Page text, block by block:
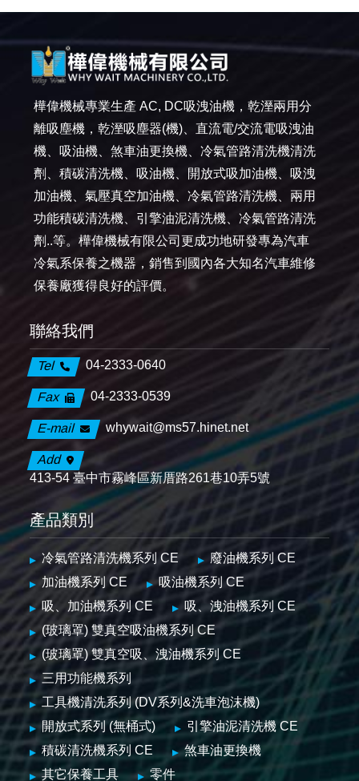
樺偉機械專業生產 AC, DC吸洩油機，乾溼兩用分
離吸塵機，乾溼吸塵器(機)、直流電/交流電吸洩油
機、吸油機、煞車油更換機、冷氣管路清洗機清洗
劑、積碳清洗機、吸油機、開放式吸加油機、吸洩
加油機、氣壓真空加油機、冷氣管路清洗機、兩用
功能積碳清洗機、引擎油泥清洗機、冷氣管路清洗
劑..等。樺偉機械有限公司更成功地研發專為汽車
冷氣系保養之機器，銷售到國內各大知名汽車維修
保養廠獲得良好的評價。
聯絡我們
Tel 04-2333-0640
Fax 04-2333-0539
E-mail whywait@ms57.hinet.net
Add
413-54 臺中市霧峰區新厝路261巷10弄5號
產品類別
冷氣管路清洗機系列 CE
廢油機系列 CE
加油機系列 CE
吸油機系列 CE
吸、加油機系列 CE
吸、洩油機系列 CE
(玻璃罩) 雙真空吸油機系列 CE
(玻璃罩) 雙真空吸、洩油機系列 CE
三用功能機系列
工具機清洗系列 (DV系列&洗車泡沫機)
開放式系列 (無桶式)
引擎油泥清洗機 CE
積碳清洗機系列 CE
煞車油更換機
其它保養工具
零件